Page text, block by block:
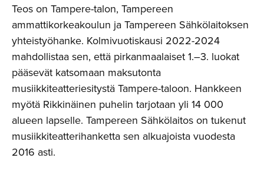
Teos on Tampere-talon, Tampereen
ammattikorkeakoulun ja Tampereen Sähkölaitoksen
yhteistyöhanke. Kolmivuotiskausi 2022-2024
mahdollistaa sen, että pirkanmaalaiset 1.–3. luokat
pääsevät katsomaan maksutonta
musiikkiteatteriesitystä Tampere-taloon. Hankkeen
myötä Rikkinäinen puhelin tarjotaan yli 14 000
alueen lapselle. Tampereen Sähkölaitos on tukenut
musiikkiteatterihanketta sen alkuajoista vuodesta
2016 asti.